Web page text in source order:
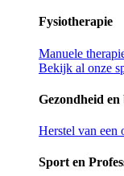
Fysiotherapie
Manuele
Bekijk al onze
Gezondheid en
Herstel van een
Sport en